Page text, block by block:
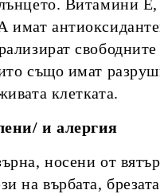
Витамини Е,
имат
свободните
също имат
клетката.
и алергия
носени от
на върбата,